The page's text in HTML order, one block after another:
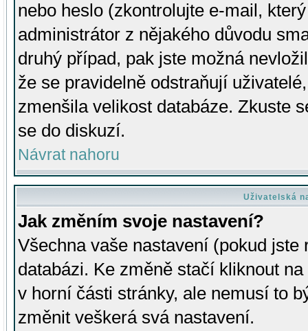
nebo heslo (zkontrolujte e-mail,
administrátor z nějakého důvodu
druhý případ, pak jste možná
že se pravidelně odstraňují
zmenšila velikost databáze. Zkuste
se do diskuzí.
Návrat nahoru
Uživatelská
Jak změním svoje nastavení?
Všechna vaše nastavení (pokud
databázi. Ke změně stačí kliknout
v horní části stránky, ale nemusí to
změnit veškerá svá nastavení.